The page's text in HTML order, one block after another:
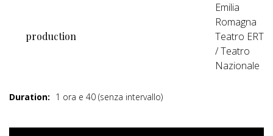
production
Emilia
Romagna
Teatro ERT
/ Teatro
Nazionale
Duration: 1 ora e 40 (senza intervallo)